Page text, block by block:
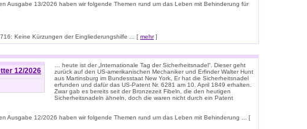
Ausgabe 13/2026 haben wir folgende Themen rund um das Leben mit Behinderung für
Keine Kürzungen der Eingliederungshilfe ... [ mehr]
12/2026
… heute ist der „Internationale Tag der Sicherheitsnadel“. Dieser geht
zurück auf den US-amerikanischen Mechaniker und Erfinder Walter Hunt
aus Martinsburg im Bundesstaat New York, Er hat die Sicherheitsnadel
erfunden und dafür das US-Patent Nr. 6281 am 10. April 1849 erhalten.
Zwar gab es bereits seit der Bronzezeit Fibeln, die den heutigen
Sicherheitsnadeln ähneln, doch die waren nicht durch ein Patent
Ausgabe 12/2026 haben wir folgende Themen rund um das Leben mit Behinderung ... [